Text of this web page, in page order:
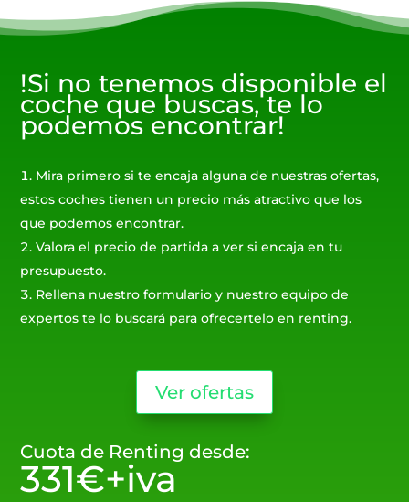
!Si no tenemos disponible el
coche que buscas, te lo
podemos encontrar!
Mira primero si te encaja alguna de nuestras ofertas,
estos coches tienen un precio más atractivo que los
que podemos encontrar.
Valora el precio de partida a ver si encaja en tu
presupuesto.
Rellena nuestro formulario y nuestro equipo de
expertos te lo buscará para ofrecertelo en renting.
Ver ofertas
Cuota de Renting desde:
331€+iva